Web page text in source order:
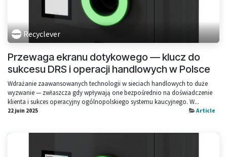
Recyclever
Przewaga ekranu dotykowego — klucz do
sukcesu DRS i operacji handlowych w Polsce
Wdrażanie zaawansowanych technologii w sieciach handlowych to duże
wyzwanie — zwłaszcza gdy wpływają one bezpośrednio na doświadczenie
klienta i sukces operacyjny ogólnopolskiego systemu kaucyjnego. W...
22 juin 2025 Article